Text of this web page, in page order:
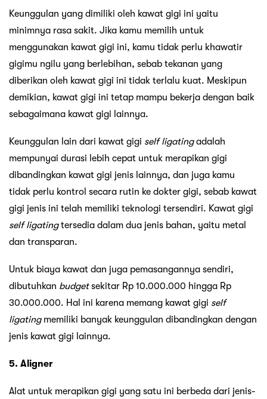
Keunggulan yang dimiliki oleh kawat gigi ini yaitu
minimnya rasa sakit. Jika kamu memilih untuk
menggunakan kawat gigi ini, kamu tidak perlu khawatir
gigimu ngilu yang berlebihan, sebab tekanan yang
diberikan oleh kawat gigi ini tidak terlalu kuat. Meskipun
demikian, kawat gigi ini tetap mampu bekerja dengan baik
sebagaimana kawat gigi lainnya.
Keunggulan lain dari kawat gigi self ligatingadalah
mempunyai durasi lebih cepat untuk merapikan gigi
dibandingkan kawat gigi jenis lainnya, dan juga kamu
tidak perlu kontrol secara rutin ke dokter gigi, sebab kawat
gigi jenis ini telah memiliki teknologi tersendiri. Kawat gigi
self ligatingtersedia dalam dua jenis bahan, yaitu metal
dan transparan.
Untuk biaya kawat dan juga pemasangannya sendiri,
dibutuhkan budgetsekitar Rp 10.000.000 hingga Rp
30.000.000. Hal ini karena memang kawat gigi self
ligating memiliki banyak keunggulan dibandingkan dengan
jenis kawat gigi lainnya.
5. Aligner
Alat untuk merapikan gigi yang satu ini berbeda dari jenis-